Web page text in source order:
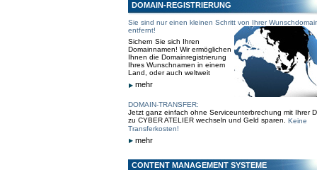
DOMAIN-REGISTRIERUNG
Sie sind nur einen kleinen Schritt von Ihrer
entfernt!
Sichern Sie sich Ihren
Domainnamen! Wir ermöglichen
Ihnen die Domainregistrierung
Ihres Wunschnamen in einem
Land, oder auch weltweit
mehr
DOMAIN-TRANSFER:
Jetzt ganz einfach ohne Serviceunterbrechung mit Ihrer
zu CYBER ATELIER wechseln und Geld sparen. Keine
Transferkosten!
mehr
CONTENT MANAGEMENT SYSTEME